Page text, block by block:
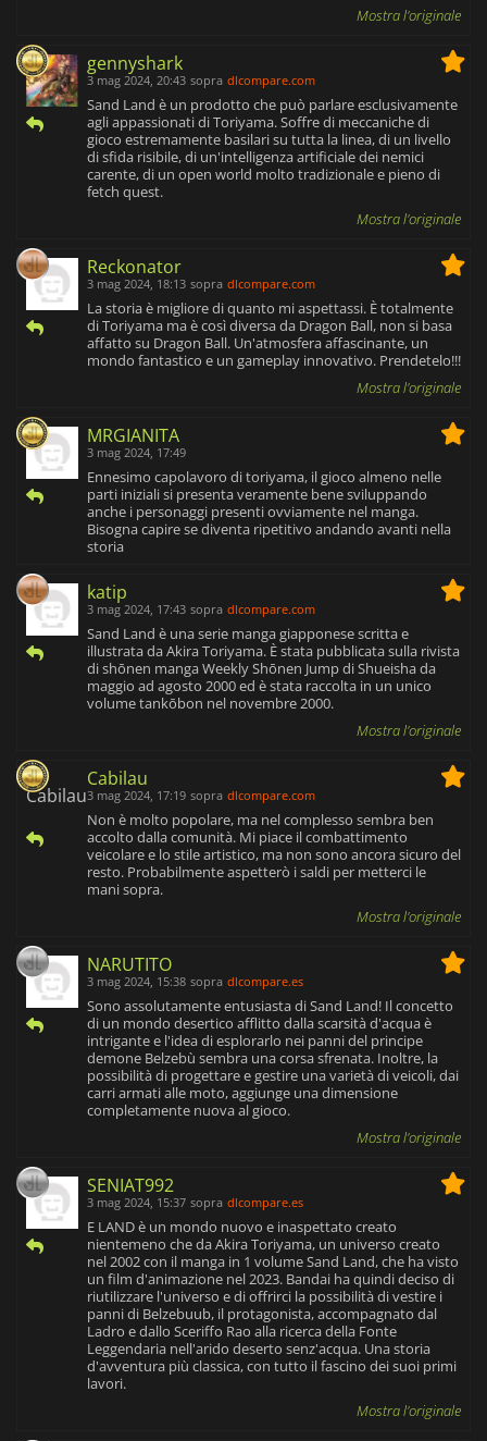
Mostra l'originale
gennyshark
3 mag 2024, 20:43 sopra dlcompare.com
Sand Land è un prodotto che può parlare esclusivamente
agli appassionati di Toriyama. Soffre di meccaniche di
gioco estremamente basilari su tutta la linea, di un livello
di sfida risibile, di un'intelligenza artificiale dei nemici
carente, di un open world molto tradizionale e pieno di
fetch quest.
Mostra l'originale
Reckonator
3 mag 2024, 18:13 sopra dlcompare.com
La storia è migliore di quanto mi aspettassi. È totalmente
di Toriyama ma è così diversa da Dragon Ball, non si basa
affatto su Dragon Ball. Un'atmosfera affascinante, un
mondo fantastico e un gameplay innovativo. Prendetelo!!!
Mostra l'originale
MRGIANITA
3 mag 2024, 17:49
Ennesimo capolavoro di toriyama, il gioco almeno nelle
parti iniziali si presenta veramente bene sviluppando
anche i personaggi presenti ovviamente nel manga.
Bisogna capire se diventa ripetitivo andando avanti nella
storia
katip
3 mag 2024, 17:43 sopra dlcompare.com
Sand Land è una serie manga giapponese scritta e
illustrata da Akira Toriyama. È stata pubblicata sulla rivista
di shōnen manga Weekly Shōnen Jump di Shueisha da
maggio ad agosto 2000 ed è stata raccolta in un unico
volume tankōbon nel novembre 2000.
Mostra l'originale
Cabilau
3 mag 2024, 17:19 sopra dlcompare.com
Non è molto popolare, ma nel complesso sembra ben
accolto dalla comunità. Mi piace il combattimento
veicolare e lo stile artistico, ma non sono ancora sicuro del
resto. Probabilmente aspetterò i saldi per metterci le
mani sopra.
Mostra l'originale
NARUTITO
3 mag 2024, 15:38 sopra dlcompare.es
Sono assolutamente entusiasta di Sand Land! Il concetto
di un mondo desertico afflitto dalla scarsità d'acqua è
intrigante e l'idea di esplorarlo nei panni del principe
demone Belzebù sembra una corsa sfrenata. Inoltre, la
possibilità di progettare e gestire una varietà di veicoli, dai
carri armati alle moto, aggiunge una dimensione
completamente nuova al gioco.
Mostra l'originale
SENIAT992
3 mag 2024, 15:37 sopra dlcompare.es
E LAND è un mondo nuovo e inaspettato creato
nientemeno che da Akira Toriyama, un universo creato
nel 2002 con il manga in 1 volume Sand Land, che ha visto
un film d'animazione nel 2023. Bandai ha quindi deciso di
riutilizzare l'universo e di offrirci la possibilità di vestire i
panni di Belzebuub, il protagonista, accompagnato dal
Ladro e dallo Sceriffo Rao alla ricerca della Fonte
Leggendaria nell'arido deserto senz'acqua. Una storia
d'avventura più classica, con tutto il fascino dei suoi primi
lavori.
Mostra l'originale